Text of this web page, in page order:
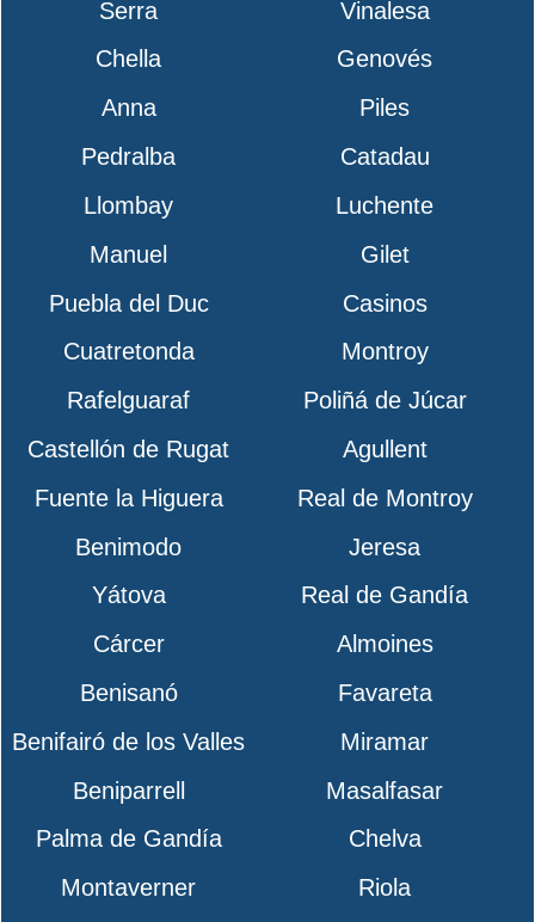
Serra
Vinalesa
Chella
Genovés
Anna
Piles
Pedralba
Catadau
Llombay
Luchente
Manuel
Gilet
Puebla del Duc
Casinos
Cuatretonda
Montroy
Rafelguaraf
Poliñá de Júcar
Castellón de Rugat
Agullent
Fuente la Higuera
Real de Montroy
Benimodo
Jeresa
Yátova
Real de Gandía
Cárcer
Almoines
Benisanó
Favareta
Benifairó de los Valles
Miramar
Beniparrell
Masalfasar
Palma de Gandía
Chelva
Montaverner
Riola